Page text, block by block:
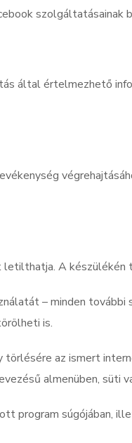
szolgáltatásainak
által értelmezhető
A
– minden
is.
az ismert
almenüben, süti
program súgójában,